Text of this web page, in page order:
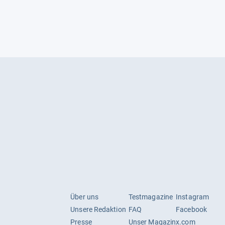
Über uns
Unsere Redaktion
Presse
Testmagazine
FAQ
Unser Magazin
Instagram
Facebook
x.com